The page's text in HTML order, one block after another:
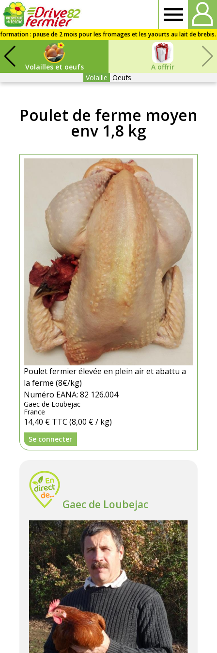
82
Volailles et oeufs
A offrir
Volaille Oeufs
Poulet de ferme moyen
env 1,8 kg
Poulet fermier élevée en plein air et abattu a
la ferme (8€/kg)
Numéro EANA: 82 126.004
Gaec de Loubejac
France
14,40 € TTC (8,00 € / kg)
Se connecter
Gaec de Loubejac